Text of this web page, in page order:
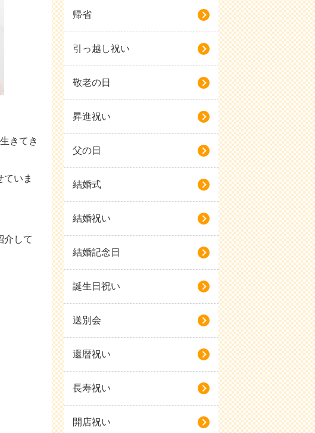
きてき
いま
介して
帰省
引っ越し祝い
敬老の日
昇進祝い
父の日
結婚式
結婚祝い
結婚記念日
誕生日祝い
送別会
還暦祝い
長寿祝い
開店祝い